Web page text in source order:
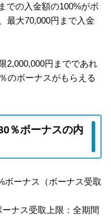
での入金額の100%がボ
最大70,000円まで入金
2,000,000円までであれ
のボーナスがもらえる
％ボーナスの内
ボーナス（ボーナス受取
ナス受取上限：全期間